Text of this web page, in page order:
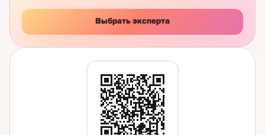
Выбрать эксперта